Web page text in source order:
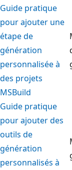
Guide pratique
pour ajouter une
étape de
génération
personnalisée à
des projets
MSBuild
Guide pratique
pour ajouter des
outils de
génération
personnalisés à